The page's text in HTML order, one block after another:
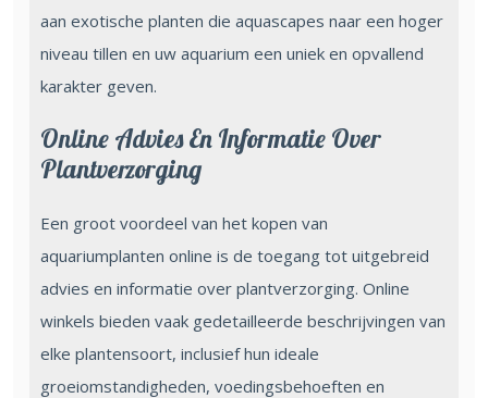
aan exotische planten die aquascapes naar een hoger
niveau tillen en uw aquarium een uniek en opvallend
karakter geven.
Online Advies En Informatie Over
Plantverzorging
Een groot voordeel van het kopen van
aquariumplanten online is de toegang tot uitgebreid
advies en informatie over plantverzorging. Online
winkels bieden vaak gedetailleerde beschrijvingen van
elke plantensoort, inclusief hun ideale
groeiomstandigheden, voedingsbehoeften en